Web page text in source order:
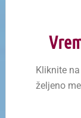
Kliknite
željeno